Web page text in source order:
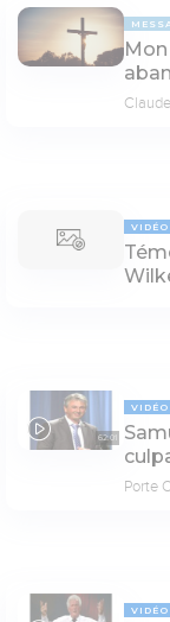
VIDÉO
62:01
VIDÉO
Porte
VIDÉO